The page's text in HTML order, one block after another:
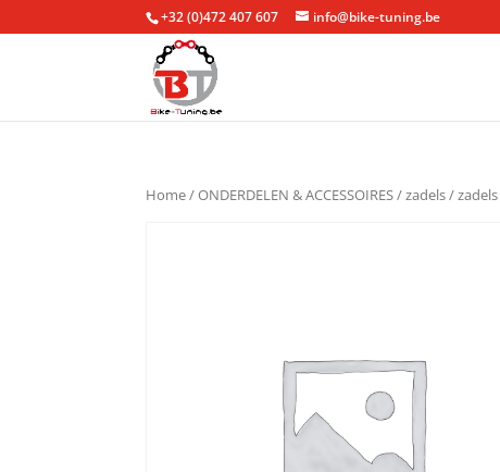
+32 (0)472 407 607 info@bike-tuning.be
Home/ONDERDELEN & ACCESSOIRES/zadels/zadels